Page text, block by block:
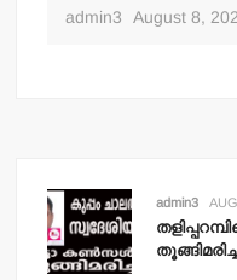
admin3 August 8,
admin3